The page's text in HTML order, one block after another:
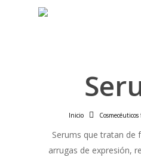
Inicio Cosmecéuticos
Serums que tratan de
arrugas de expresión,